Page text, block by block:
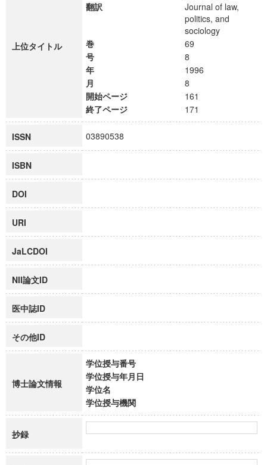
上位タイトル
翻訳
Journal of law,
politics, and
sociology
巻
69
号
8
年
1996
月
8
開始ページ
161
終了ページ
171
ISSN 03890538
ISBN
DOI
URI
JaLCDOI
NII論文ID
医中誌ID
その他ID
博士論文情報
学位授与番号
学位授与年月日
学位名
学位授与機関
抄録